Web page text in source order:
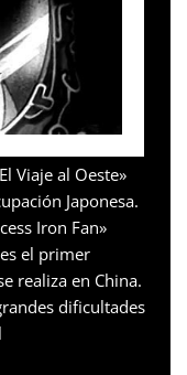
Viaje al Oeste»
Japonesa.
Iron Fan»
el primer
realiza en China.
dificultades